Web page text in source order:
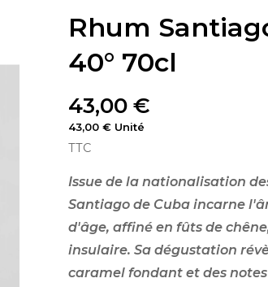
Rhum
40° 70cl
43,00 €
43,00 € Unité
TTC
Issue de la nationalisation
Santiago de Cuba incarne
d'âge, affiné en fûts de
insulaire. Sa dégustation
caramel fondant et des